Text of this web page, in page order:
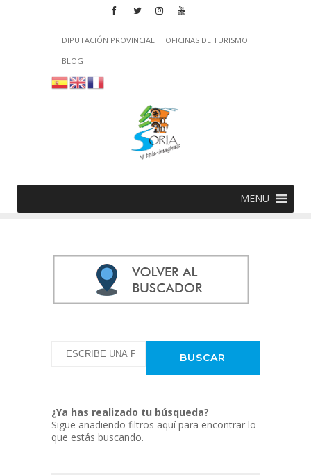
DIPUTACIÓN PROVINCIAL
OFICINAS DE TURISMO
BLOG
MENU
¿Ya has realizado tu búsqueda?
Sigue añadiendo filtros aquí para encontrar lo
que estás buscando.